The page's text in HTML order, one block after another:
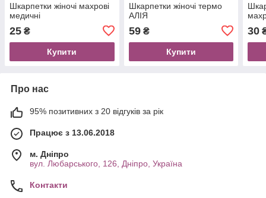
Шкарпетки жіночі махрові
медичні
25 ₴
Купити
Шкарпетки жіночі термо
АЛІЯ
59₴
Купити
30
Про нас
95% позитивних з 20 відгуків за рік
Працює з 13.06.2018
м. Дніпро
вул. Любарського, 126, Дніпро, Україна
Контакти